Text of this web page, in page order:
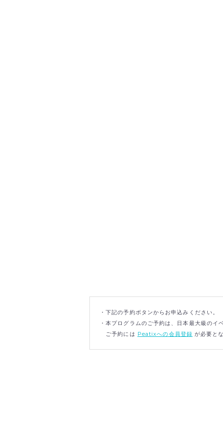
・下記の予約ボタンからお申込みください。
・本プログラムのご予約は、日本最大級の
ご予約には Peatixへの会員登録 が必要と